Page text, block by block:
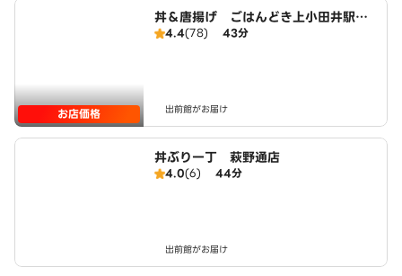
お店価格
丼＆唐揚げ ごはんどき上小田井駅前
店4.4(78) 43分
出前館がお届け
丼ぶり一丁 萩野通店
4.0(6) 44分
出前館がお届け